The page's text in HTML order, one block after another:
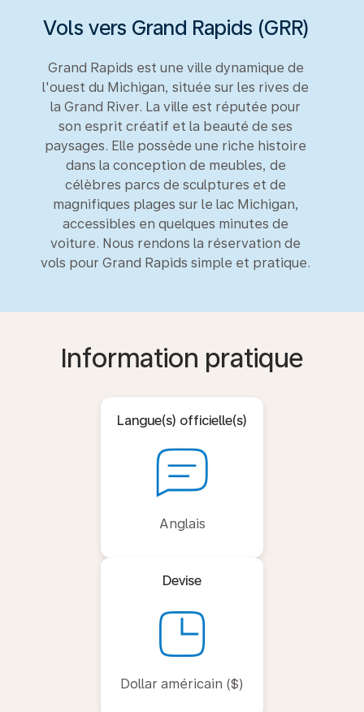
Vols vers Grand Rapids (GRR)
Grand Rapids est une ville dynamique de
l'ouest du Michigan, située sur les rives de
la Grand River. La ville est réputée pour
son esprit créatif et la beauté de ses
paysages. Elle possède une riche histoire
dans la conception de meubles, de
célèbres parcs de sculptures et de
magnifiques plages sur le lac Michigan,
accessibles en quelques minutes de
voiture. Nous rendons la réservation de
vols pour Grand Rapids simple et pratique.
Information pratique
Langue(s) officielle(s)
Anglais
Devise
Dollar américain ($)